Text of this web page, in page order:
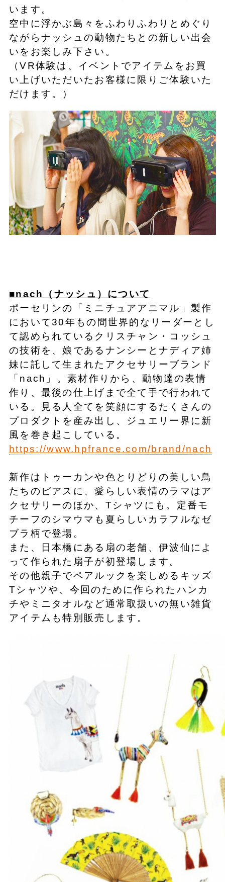
います。
空中に浮かぶ島々をふわりふわりとめぐり
ながらナッシュの動物たちとの新しい出会
いをお楽しみ下さい。
（VR体験は、イベントでアイテムをお買
い上げいただいたお客様に限りご体験いた
だけます。）
■nach（ナッシュ）について
ポーセリンの「ミニチュアアニマル」製作
において30年もの間世界的なリーダーとし
て認められているクリスチャン・コッシュ
の技術を、娘であるナンシーとナディア姉
妹に託して生まれたアクセサリーブランド
「nach」。素材作りから、動物達の表情
作り、最後の仕上げまで全て手で行われて
いる。見る人全てを笑顔にするたくさんの
プロダクトを産み出し、ジュエリー界に新
風を巻き起こしている。
https://www.hpfrance.com/brand/nach
新作はトゥーカンや色とりどりの美しい鳥
たちのピアスに、愛らしい表情のラマはア
クセサリーのほか、Tシャツにも。定番モ
チーフのシマウマも夏らしいカラフルなゼ
ブラ柄で登場。
また、日本橋にある扇の老舗、伊波仙によ
って作られた扇子が初登場します。
その他親子でペアルックを楽しめるキッズ
Tシャツや、今回のために作られたハンカ
チやミニタオルなど通常取扱いの無い雑貨
アイテムも特別販売します。